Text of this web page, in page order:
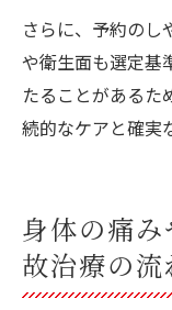
さらに、予約のし
や衛生面も選定基
たることがあるた
続的なケアと確実
身体の痛
故治療の流